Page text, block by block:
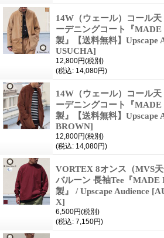
14W（ウェール）コール
ーデニングコート『
製』【送料無料】Upscape
USUCHA]
12,800円(税別)
(税込: 14,080円)
14W（ウェール）コール
ーデニングコート『
製』【送料無料】Upscape
BROWN]
12,800円(税別)
(税込: 14,080円)
VORTEX 8オンス（MVS
バルーン 長袖Tee『MADE
製』 / Upscape Audience
X]
6,500円(税別)
(税込: 7,150円)